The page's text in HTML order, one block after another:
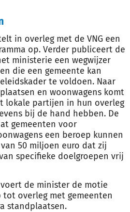
in overleg met de VNG een
op. Verder publiceert de
ministerie een wegwijzer
die een gemeente kan
te voldoen. Naar
en woonwagens komt
lokale partijen in hun overleg
bij de hand hebben. De
gemeenten voor
een beroep kunnen
50 miljoen euro dat zij
specifieke doelgroepen vrij
de minister de motie
overleg met gemeenten
standplaatsen.